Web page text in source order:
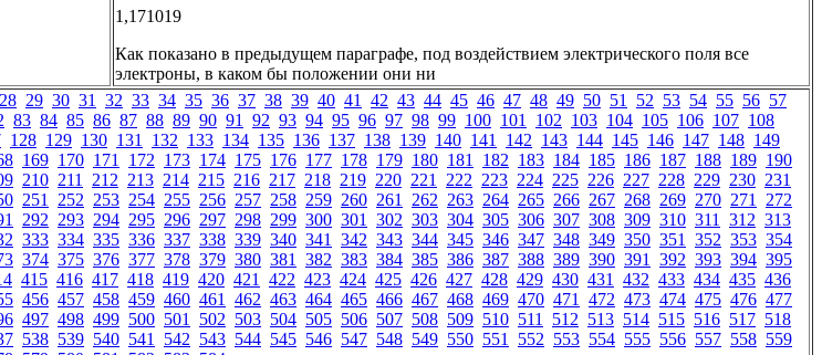
1,171019
Как показано в предыдущем параграфе, под воздействием электрического поля все
электроны, в каком бы положении они ни
28 29 30 31 32 33 34 35 36 37 38 39 40 41 42 43 44 45 46 47 48 49 50 51 52 53 54 55 56 57
83 84 85 86 87 88 89 90 91 92 93 94 95 96 97 98 99 100 101 102 103 104 105 106 107 108
128 129 130 131 132 133 134 135 136 137 138 139 140 141 142 143 144 145 146 147 148 149
169 170 171 172 173 174 175 176 177 178 179 180 181 182 183 184 185 186 187 188 189 190
210 211 212 213 214 215 216 217 218 219 220 221 222 223 224 225 226 227 228 229 230 231
251 252 253 254 255 256 257 258 259 260 261 262 263 264 265 266 267 268 269 270 271 272
292 293 294 295 296 297 298 299 300 301 302 303 304 305 306 307 308 309 310 311 312 313
333 334 335 336 337 338 339 340 341 342 343 344 345 346 347 348 349 350 351 352 353 354
374 375 376 377 378 379 380 381 382 383 384 385 386 387 388 389 390 391 392 393 394 395
415 416 417 418 419 420 421 422 423 424 425 426 427 428 429 430 431 432 433 434 435 436
456 457 458 459 460 461 462 463 464 465 466 467 468 469 470 471 472 473 474 475 476 477
497 498 499 500 501 502 503 504 505 506 507 508 509 510 511 512 513 514 515 516 517 518
538 539 540 541 542 543 544 545 546 547 548 549 550 551 552 553 554 555 556 557 558 559